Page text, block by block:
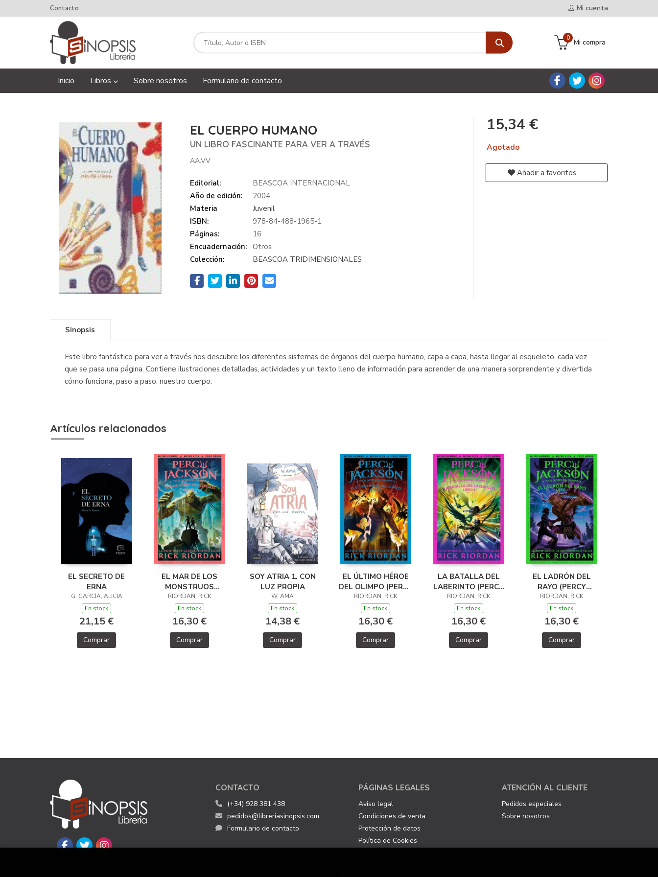
Mi cuenta
Contacto
Mi compra
0
Inicio Libros Sobre nosotros Formulario de contacto
EL CUERPO HUMANO
UN LIBRO FASCINANTE PARA VER A TRAVÉS
AA.VV
Editorial:
BEASCOA INTERNACIONAL
Año de edición:
2004
Materia
Juvenil
ISBN:
978-84-488-1965-1
Páginas:
16
Encuadernación:
Otros
Colección:
BEASCOA TRIDIMENSIONALES
15,34 €
Agotado
Añadir a favoritos
Sinopsis
Este libro fantástico para ver a través nos descubre los diferentes sistemas de órganos del cuerpo humano, capa a capa, hasta llegar al esqueleto, cada vez
que se pasa una página. Contiene ilustraciones detalladas, actividades y un texto lleno de información para aprender de una manera sorprendente y divertida
cómo funciona, paso a paso, nuestro cuerpo.
Artículos relacionados
EL SECRETO DE
ERNA
G. GARCÍA, ALICIA
En stock
21,15 €
Comprar
EL MAR DE LOS
MONSTRUOS
(PERCY JACKSON Y
LOS DIOSES DEL
OLIMPO 2)
RIORDAN, RICK
En stock
16,30 €
Comprar
SOY ATRIA 1. CON
LUZ PROPIA
W. AMA
En stock
14,38 €
Comprar
EL ÚLTIMO HÉROE
DEL OLIMPO (PERCY
JACKSON Y LOS
DIOSES DEL
OLIMPO 5)
RIORDAN, RICK
En stock
16,30 €
Comprar
LA BATALLA DEL
LABERINTO (PERCY
JACKSON Y LOS
DIOSES DEL
OLIMPO 4)
RIORDAN, RICK
En stock
16,30 €
Comprar
EL LADRÓN DEL
RAYO (PERCY
JACKSON Y LOS
DIOSES DEL
OLIMPO 1)
RIORDAN, RICK
En stock
16,30 €
Comprar
CONTACTO
(+34) 928 381 438
pedidos@libreriasinopsis.com
Formulario de contacto
PÁGINAS LEGALES
Aviso legal
Condiciones de venta
Protección de datos
Política de Cookies
ATENCIÓN AL CLIENTE
Pedidos especiales
Sobre nosotros